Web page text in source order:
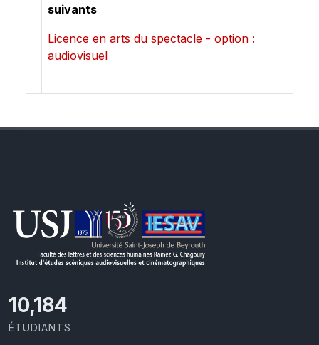
suivants
Licence en arts du spectacle - option :
audiovisuel
10,801
ÉTUDIANTS